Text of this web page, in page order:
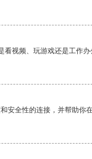
视频、玩游戏还是工作
安全性的连接，并帮助你